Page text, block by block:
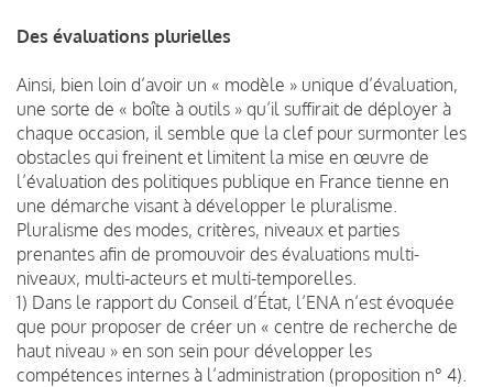
Des évaluations plurielles
Ainsi, bien loin d’avoir un « modèle » unique d’évaluation,
une sorte de « boîte à outils » qu’il suffirait de déployer à
chaque occasion, il semble que la clef pour surmonter les
obstacles qui freinent et limitent la mise en œuvre de
l’évaluation des politiques publique en France tienne en
une démarche visant à développer le pluralisme.
Pluralisme des modes, critères, niveaux et parties
prenantes afin de promouvoir des évaluations multi-
niveaux, multi-acteurs et multi-temporelles.
1) Dans le rapport du Conseil d’État, l’ENA n’est évoquée
que pour proposer de créer un « centre de recherche de
haut niveau » en son sein pour développer les
compétences internes à l’administration (proposition n° 4).